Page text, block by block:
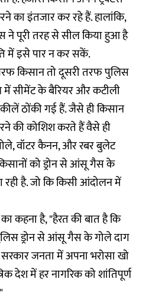
का इंतजार कर रहे हैं. हालांकि,
ने पूरी तरह से सील किया हुआ है
में इसे पार न कर सकें.
किसान तो दूसरी तरफ पुलिस
सीमेंट के बैरियर और कटीली
ठोंकी गई हैं. जैसे ही किसान
की कोशिश करते हैं वैसे ही
वॉटर कैनन, और रबर बुलेट
को ड्रोन से आंसू गैस के
है. जो कि किसी आंदोलन में
कहना है, "हैरत की बात है कि
ड्रोन से आंसू गैस के गोले दाग
सरकार जनता में अपना भरोसा खो
देश में हर नागरिक को शांतिपूर्ण